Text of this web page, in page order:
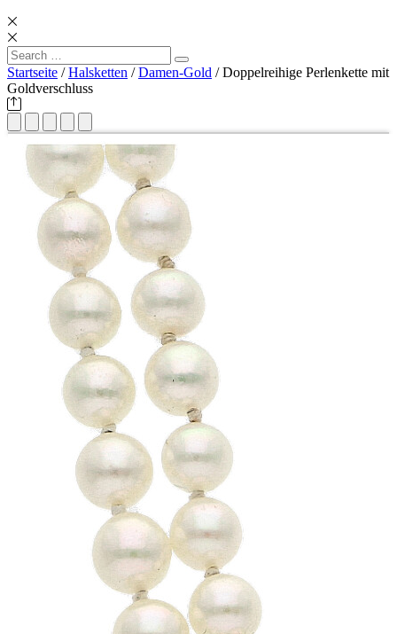
Search
for:
Search
Startseite /Halsketten /Damen-Gold / Doppelreihige Perlenkette mit
Goldverschluss